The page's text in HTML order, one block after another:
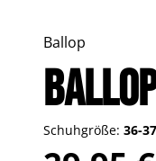
Ballop
Schuhgröße: 36-37
Regulärer Preis: